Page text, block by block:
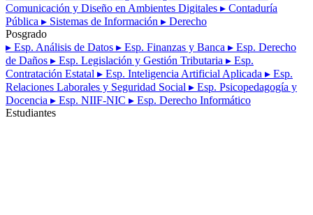
Comunicación y Diseño en Ambientes Digitales ▸ Contaduría
Pública ▸ Sistemas de Información ▸ Derecho
Posgrado
▸ Esp. Análisis de Datos ▸ Esp. Finanzas y Banca ▸ Esp. Derecho
de Daños ▸ Esp. Legislación y Gestión Tributaria ▸ Esp.
Contratación Estatal ▸ Esp. Inteligencia Artificial Aplicada ▸ Esp.
Relaciones Laborales y Seguridad Social ▸ Esp. Psicopedagogía y
Docencia ▸ Esp. NIIF-NIC ▸ Esp. Derecho Informático
Estudiantes